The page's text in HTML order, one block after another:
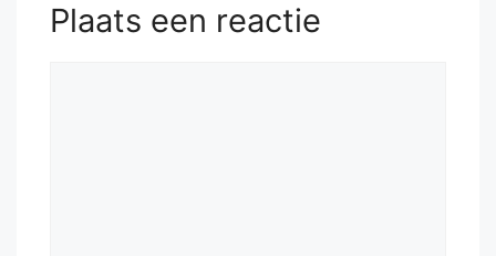
Plaats een reactie